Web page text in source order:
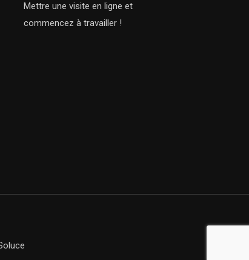
Mettre une visite en ligne et
commencez à travailler !